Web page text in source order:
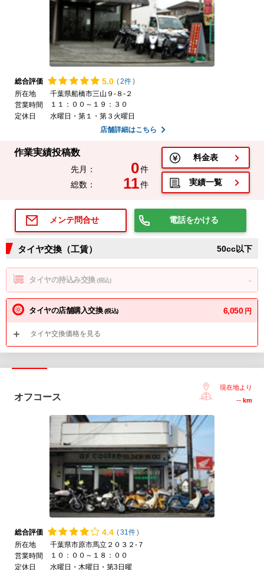
総合評価 5.0 (2件)
所在地
千葉県船橋市三山９-８-２
営業時間
１１：００～１９：３０
定休日
水曜日・第１・第３火曜日
店舗詳細はこちら
作業実績投稿数
先月： 0件
総数：
11件
料金表
実績一覧
メンテ問合せ 電話をかける
タイヤ交換（工賃） 50cc以下
タイヤの持込み交換(税込) -
タイヤの店舗購入交換(税込) 6,050 円
タイヤ交換価格を見る
オフコース
現在地より
-- km
総合評価 4.4 (31件)
所在地
千葉県市原市馬立２０３２-７
営業時間
１０：００～１８：００
定休日
水曜日・木曜日・第3日曜